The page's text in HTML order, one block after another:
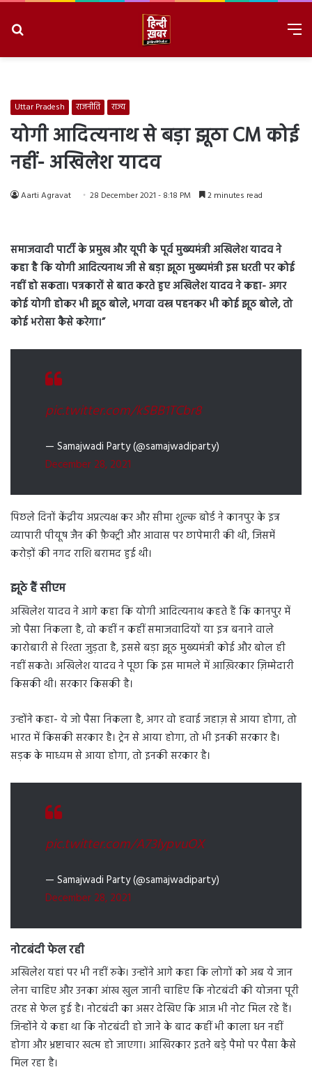
Uttar Pradesh राजनीति राज्य
योगी आदित्यनाथ से बड़ा झूठा CM कोई
नहीं- अखिलेश यादव
Aarti Agravat 28 December 2021 - 8:18 PM 2 minutes read
समाजवादी पार्टी के प्रमुख और यूपी के पूर्व मुख्यमंत्री अखिलेश यादव ने
कहा है कि योगी आदित्यनाथ जी से बड़ा झूठा मुख्यमंत्री इस धरती पर कोई
नहीं हो सकता। पत्रकारों से बात करते हुए अखिलेश यादव ने कहा- अगर
कोई योगी होकर भी झूठ बोले, भगवा वस्त्र पहनकर भी कोई झूठ बोले, तो
कोई भरोसा कैसे करेगा।”
pic.twitter.com/kSBB1TCbr8
— Samajwadi Party (@samajwadiparty)
December 28, 2021
पिछले दिनों केंद्रीय अप्रत्यक्ष कर और सीमा शुल्क बोर्ड ने कानपुर के इत्र
व्यापारी पीयूष जैन की फ़ैक्ट्री और आवास पर छापेमारी की थी, जिसमें
करोड़ों की नगद राशि बरामद हुई थी।
झूठे हैं सीएम
अखिलेश यादव ने आगे कहा कि योगी आदित्यनाथ कहते हैं कि कानपुर में
जो पैसा निकला है, वो कहीं न कहीं समाजवादियों या इत्र बनाने वाले
कारोबारी से रिश्ता जुड़ता है, इससे बड़ा झूठ मुख्यमंत्री कोई और बोल ही
नहीं सकते। अखिलेश यादव ने पूछा कि इस मामले में आख़िरकार ज़िम्मेदारी
किसकी थी। सरकार किसकी है।
उन्होंने कहा- ये जो पैसा निकला है, अगर वो हवाई जहाज़ से आया होगा, तो
भारत में किसकी सरकार है। ट्रेन से आया होगा, तो भी इनकी सरकार है।
सड़क के माध्यम से आया होगा, तो इनकी सरकार है।
pic.twitter.com/A73lypvuOX
— Samajwadi Party (@samajwadiparty)
December 28, 2021
नोटबंदी फेल रही
अखिलेश यहां पर भी नहीं रुके। उन्होंने आगे कहा कि लोगों को अब ये जान
लेना चाहिए और उनका आंख खुल जानी चाहिए कि नोटबंदी की योजना पूरी
तरह से फेल हुई है। नोटबंदी का असर देखिए कि आज भी नोट मिल रहे हैं।
जिन्होंने ये कहा था कि नोटबंदी हो जाने के बाद कहीं भी काला धन नहीं
होगा और भ्रष्टाचार खत्म हो जाएगा। आखिरकार इतने बड़े पैमाे पर पैसा कैसे
मिल रहा है।